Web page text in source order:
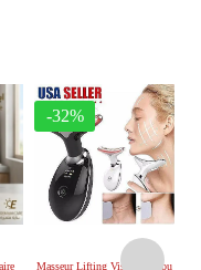
-32%
Masseur Lifting Visage et Cou